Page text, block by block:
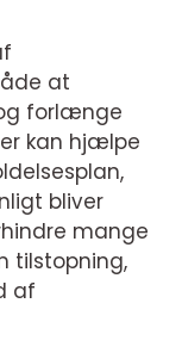
at
forlænge
kan hjælpe
bliver
mange
tilstopning,
af